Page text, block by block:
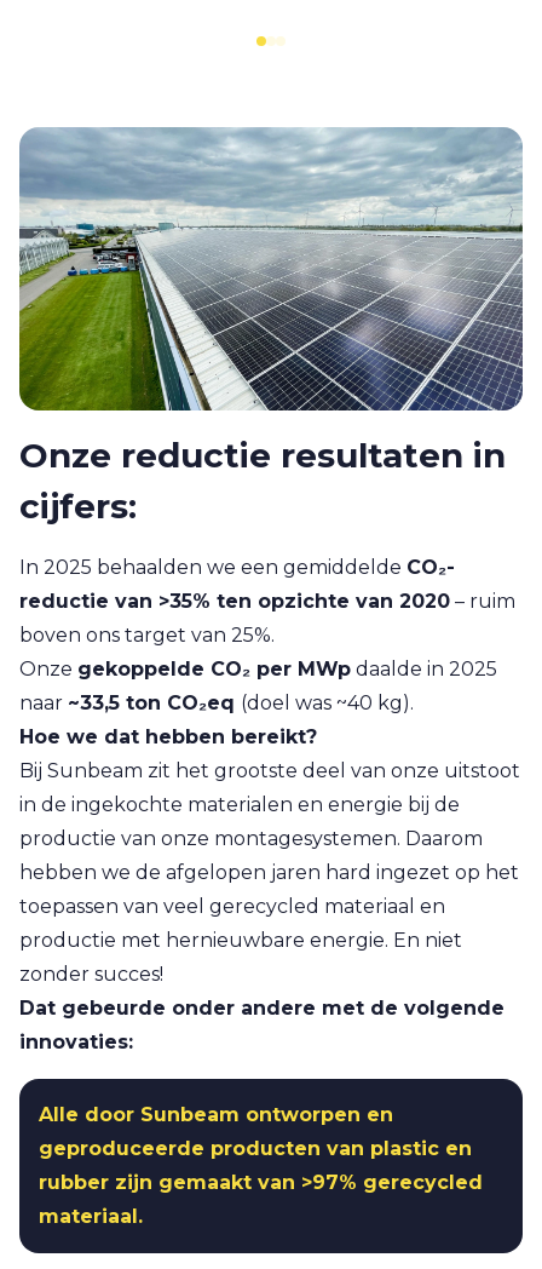
Onze reductie resultaten in
cijfers:
In 2025 behaalden we een gemiddelde CO₂-
reductie van >35% ten opzichte van 2020 – ruim
boven ons target van 25%.
Onze gekoppelde CO₂ per MWp daalde in 2025
naar ~33,5 ton CO₂eq (doel was ~40 kg).
Hoe we dat hebben bereikt?
Bij Sunbeam zit het grootste deel van onze uitstoot
in de ingekochte materialen en energie bij de
productie van onze montagesystemen. Daarom
hebben we de afgelopen jaren hard ingezet op het
toepassen van veel gerecycled materiaal en
productie met hernieuwbare energie. En niet
zonder succes!
Dat gebeurde onder andere met de volgende
innovaties:
Alle door Sunbeam ontworpen en
geproduceerde producten van plastic en
rubber zijn gemaakt van >97% gerecycled
materiaal.